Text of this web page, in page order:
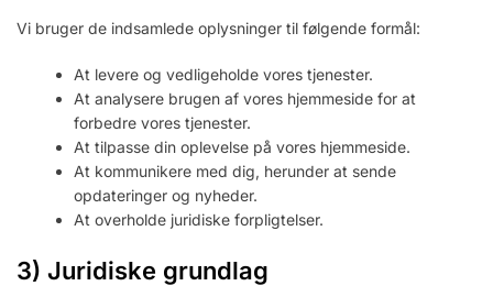
Vi bruger de indsamlede oplysninger til følgende formål:
At levere og vedligeholde vores tjenester.
At analysere brugen af vores hjemmeside for at
forbedre vores tjenester.
At tilpasse din oplevelse på vores hjemmeside.
At kommunikere med dig, herunder at sende
opdateringer og nyheder.
At overholde juridiske forpligtelser.
3) Juridiske grundlag